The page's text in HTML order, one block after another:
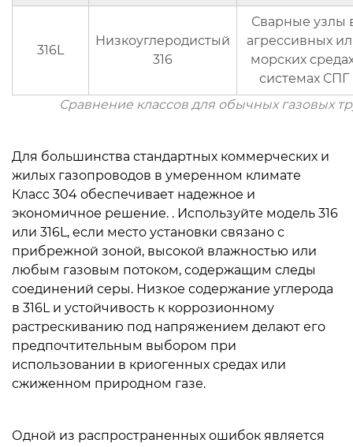
Сравнение классов для обычных газовых
316L
Низкоуглеродистый
316
Сварные узлы
агрессивных
морских
системах СПГ
Для большинства стандартных коммерческих и
жилых газопроводов в умеренном климате
Класс 304 обеспечивает надежное и
экономичное решение. . Используйте модель 316
или 316L, если место установки связано с
прибрежной зоной, высокой влажностью или
любым газовым потоком, содержащим следы
соединений серы. Низкое содержание углерода
в 316L и устойчивость к коррозионному
растрескиванию под напряжением делают его
предпочтительным выбором при
использовании в криогенных средах или
сжиженном природном газе.
Одной из распространенных ошибок является